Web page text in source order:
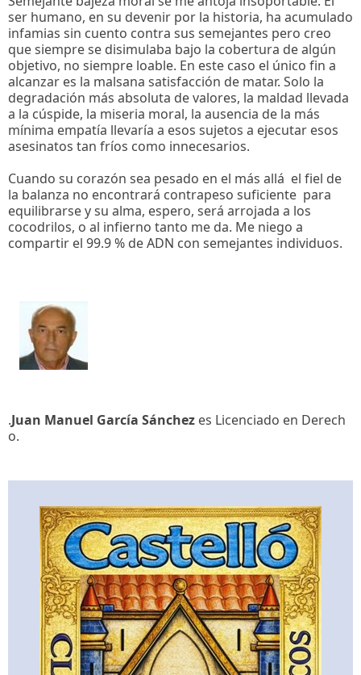
ser humano, en su devenir por la historia, ha acumulado
infamias sin cuento contra sus semejantes pero creo
que siempre se disimulaba bajo la cobertura de algún
objetivo, no siempre loable. En este caso el único fin a
alcanzar es la malsana satisfacción de matar. Solo la
degradación más absoluta de valores, la maldad llevada
a la cúspide, la miseria moral, la ausencia de la más
mínima empatía llevaría a esos sujetos a ejecutar esos
asesinatos tan fríos como innecesarios.
Cuando su corazón sea pesado en el más allá el fiel de
la balanza no encontrará contrapeso suficiente para
equilibrarse y su alma, espero, será arrojada a los
cocodrilos, o al infierno tanto me da. Me niego a
compartir el 99.9 % de ADN con semejantes individuos.
.Juan Manuel García Sánchez es Licenciado en Derech
o.